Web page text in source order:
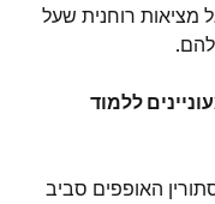
מציאות רוחנית שעל
להם.
ללמוד
האופפים סביב